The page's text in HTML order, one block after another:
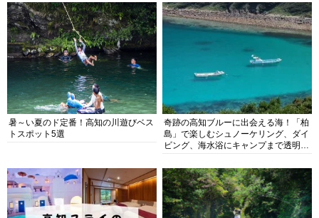
暑～い夏のド定番！高知の川遊びベス
トスポット5選
奇跡の高知ブルーに出会える海！「柏
島」で楽しむシュノーケリング、ダイ
ビング、海水浴にキャンプまで透明度